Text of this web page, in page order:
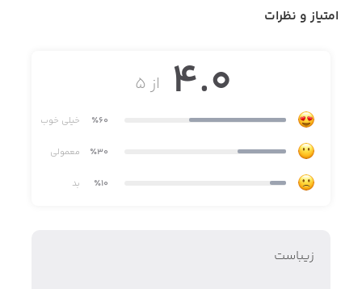
امتیاز و نظرات
از ۵ 4.0
٪60 خیلی خوب
٪30 معمولی
٪10 بد
زیباست